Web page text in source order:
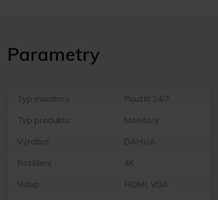
Parametry
Typ monitoru Použití 24/7
Typ produktu Monitory
Výrobce DAHUA
Rozlišení 4K
Vstup HDMI, VGA